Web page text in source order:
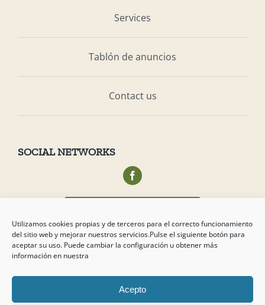
Utilizamos cookies propias y de terceros para el correcto funcionamiento
del sitio web y mejorar nuestros servicios.Pulse el siguiente botón para
aceptar su uso. Puede cambiar la configuración u obtener más
información en nuestra
Acepto
Services
Tablón de anuncios
Contact us
SOCIAL NETWORKS
2026 Campo de Tejada